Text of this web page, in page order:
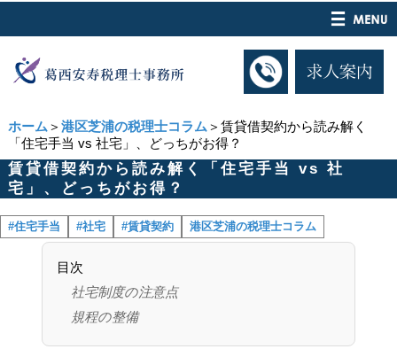
ホーム ＞ 港区芝浦の税理士コラム ＞賃貸借契約から読み解く
「住宅手当 vs 社宅」、どっちがお得？
賃貸借契約から読み解く「住宅手当 vs 社
宅」、どっちがお得？
#住宅手当 #社宅 #賃貸契約 港区芝浦の税理士コラム
目次
社宅制度の注意点
規程の整備